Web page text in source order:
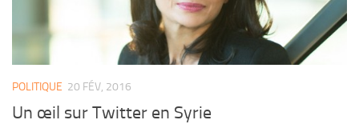
POLITIQUE 20 FÉV, 2016
Un œil sur Twitter en Syrie